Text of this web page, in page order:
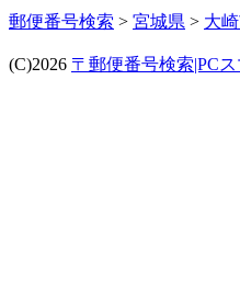
郵便番号検索 > 宮城県 > 大
(C)2026 〒郵便番号検索|PC